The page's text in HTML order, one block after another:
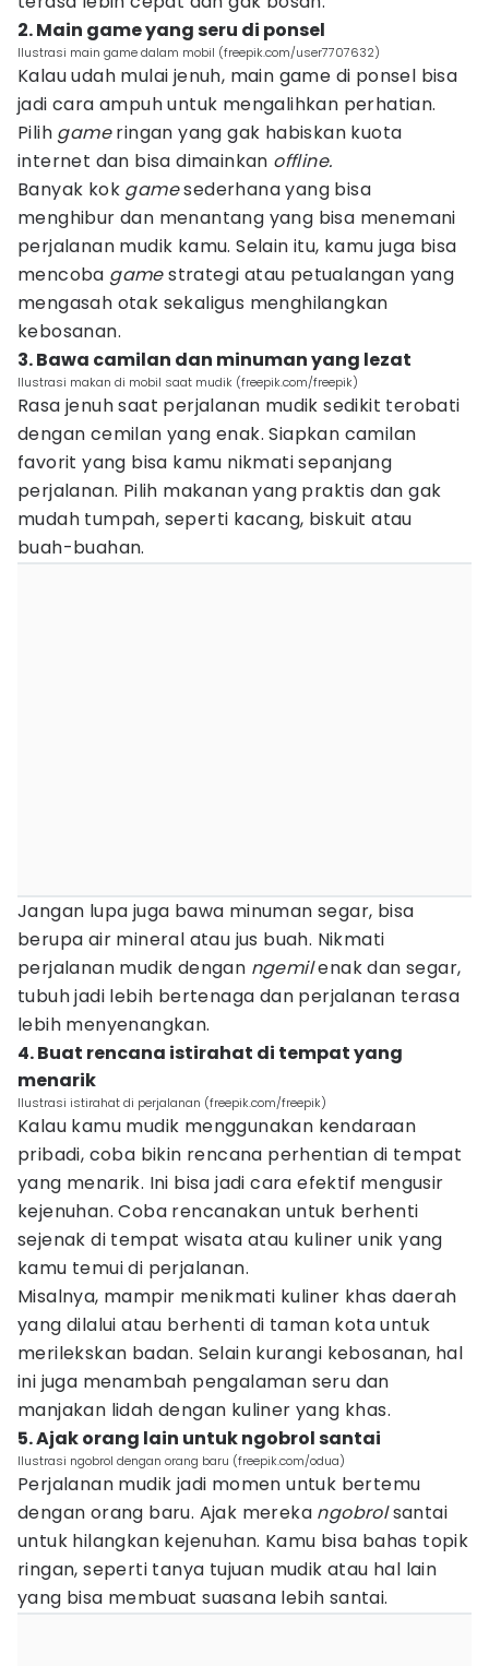
2. Main game yang seru di ponsel
Ilustrasi main game dalam mobil (freepik.com/user7707632)
Kalau udah mulai jenuh, main game di ponsel bisa
jadi cara ampuh untuk mengalihkan perhatian.
Pilih gameringan yang gak habiskan kuota
internet dan bisa dimainkan offline.
Banyak kok gamesederhana yang bisa
menghibur dan menantang yang bisa menemani
perjalanan mudik kamu. Selain itu, kamu juga bisa
mencoba gamestrategi atau petualangan yang
mengasah otak sekaligus menghilangkan
kebosanan.
3. Bawa camilan dan minuman yang lezat
Ilustrasi makan di mobil saat mudik (freepik.com/freepik)
Rasa jenuh saat perjalanan mudik sedikit terobati
dengan cemilan yang enak. Siapkan camilan
favorit yang bisa kamu nikmati sepanjang
perjalanan. Pilih makanan yang praktis dan gak
mudah tumpah, seperti kacang, biskuit atau
buah-buahan.
Jangan lupa juga bawa minuman segar, bisa
berupa air mineral atau jus buah. Nikmati
perjalanan mudik dengan ngemilenak dan segar,
tubuh jadi lebih bertenaga dan perjalanan terasa
lebih menyenangkan.
4. Buat rencana istirahat di tempat yang
menarik
Ilustrasi istirahat di perjalanan (freepik.com/freepik)
Kalau kamu mudik menggunakan kendaraan
pribadi, coba bikin rencana perhentian di tempat
yang menarik. Ini bisa jadi cara efektif mengusir
kejenuhan. Coba rencanakan untuk berhenti
sejenak di tempat wisata atau kuliner unik yang
kamu temui di perjalanan.
Misalnya, mampir menikmati kuliner khas daerah
yang dilalui atau berhenti di taman kota untuk
merilekskan badan. Selain kurangi kebosanan, hal
ini juga menambah pengalaman seru dan
manjakan lidah dengan kuliner yang khas.
5. Ajak orang lain untuk ngobrol santai
Ilustrasi ngobrol dengan orang baru (freepik.com/odua)
Perjalanan mudik jadi momen untuk bertemu
dengan orang baru. Ajak mereka ngobrolsantai
untuk hilangkan kejenuhan. Kamu bisa bahas topik
ringan, seperti tanya tujuan mudik atau hal lain
yang bisa membuat suasana lebih santai.